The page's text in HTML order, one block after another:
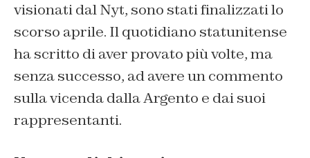
visionati dal Nyt, sono stati finalizzati lo
scorso aprile. Il quotidiano statunitense
ha scritto di aver provato più volte, ma
senza successo, ad avere un commento
sulla vicenda dalla Argento e dai suoi
rappresentanti.